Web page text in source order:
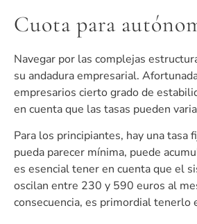
Cuota para
Navegar por las complejas
su andadura empresarial.
empresarios cierto grado de
en cuenta que las tasas pueden
Para los principiantes, hay una
pueda parecer mínima, puede
es esencial tener en cuenta que el
oscilan entre 230 y 590 euros al
consecuencia, es primordial tenerlo